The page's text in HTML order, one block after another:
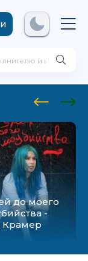
до моего
-
Крамер